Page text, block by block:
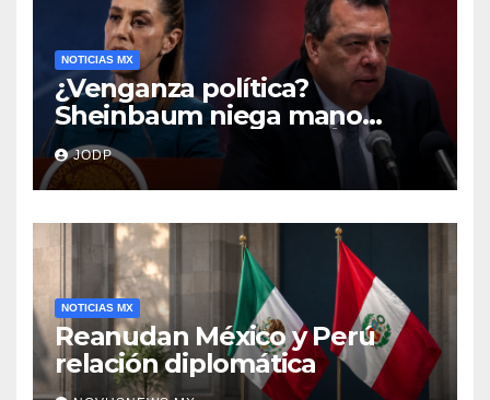
NOTICIAS MX
¿Venganza política?
Sheinbaum niega mano
negra en captura de Ángel
Aguirre
JODP
NOTICIAS MX
Reanudan México y Perú
relación diplomática